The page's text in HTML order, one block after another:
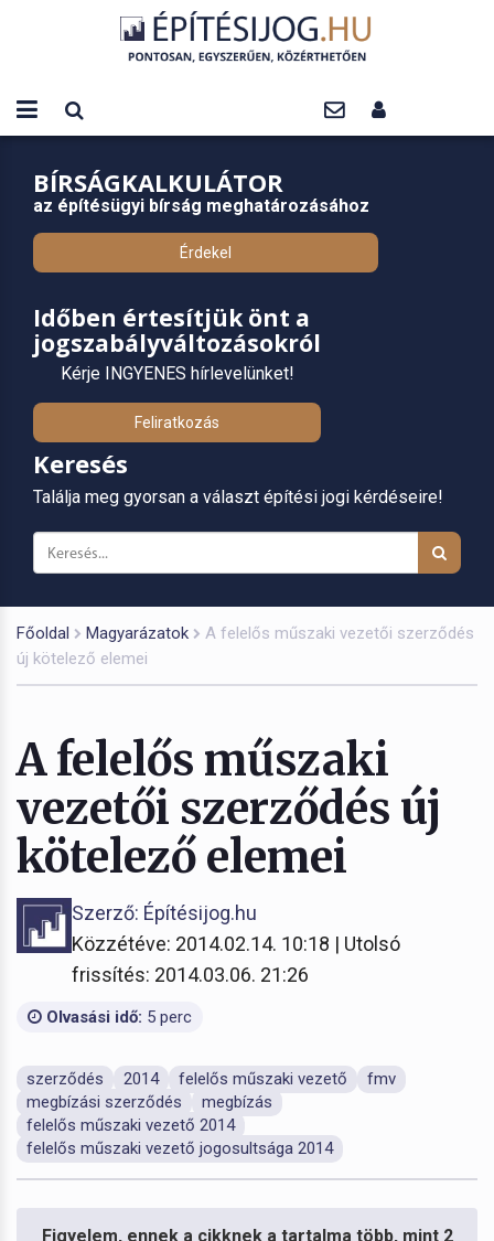
BÍRSÁGKALKULÁTOR
az építésügyi bírság meghatározásához
Érdekel
Időben értesítjük önt a
jogszabályváltozásokról
Kérje INGYENES hírlevelünket!
Feliratkozás
Keresés
Találja meg gyorsan a választ építési jogi kérdéseire!
Főoldal Magyarázatok
A felelős műszaki vezetői szerződés
új kötelező elemei
A felelős műszaki
vezetői szerződés új
kötelező elemei
Szerző: Építésijog.hu
Közzétéve: 2014.02.14. 10:18 | Utolsó
frissítés: 2014.03.06. 21:26
Olvasási idő: 5 perc
szerződés 2014 felelős műszaki vezető
fmv
megbízási szerződés
megbízás
felelős műszaki vezető 2014
felelős műszaki vezető jogosultsága 2014
Figyelem, ennek a cikknek a tartalma több, mint 2